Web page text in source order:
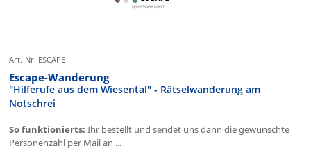
Art.-Nr. ESCAPE
Escape-Wanderung
"Hilferufe aus dem Wiesental" - Rätselwanderung am
Notschrei
So funktionierts: Ihr bestellt und sendet uns dann die gewünschte
Personenzahl per Mail an ...